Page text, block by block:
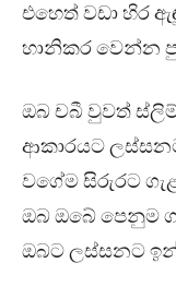
එහෙත් වඩා හිර
හානිකර වෙන්න
ඔබ චබී වුවත්
ආකාරයට
වගේම සිරුරට
ඔබ ඔබේ පෙනුම
ඔබට ලස්සනට